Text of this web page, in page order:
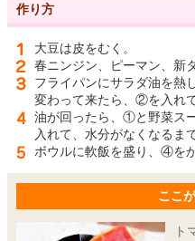
作り方
大豆は皮をむく。
春ニンジン、ピーマン、新
フライパンにサラダ油を熱
変わって来たら、②を入れ
油が回ったら、①と野菜ス
入れて、水分がなくなるま
ボウルに軟飯を盛り、④をか
ここ
ト